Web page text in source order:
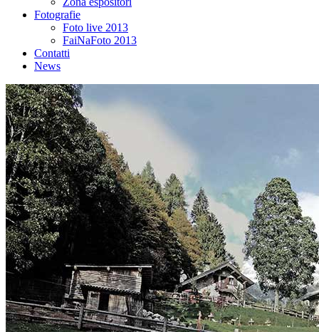
Fotografie
Foto live 2013
FaiNaFoto 2013
Contatti
News